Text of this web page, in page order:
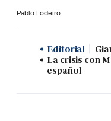
Pablo Lodeiro
Editorial
La crisis con
español